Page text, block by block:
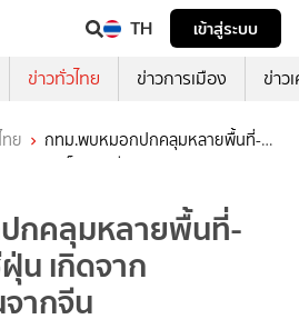
TH
เข้าสู่ระบบ
ข่าวทั่วไทย ข่าวการเมือง ข่าว
ทย
กทม.พบหมอกปกคลุมหลายพื้นที่-
อากาศเย็นจากจีน
กคลุมหลายพื้นที่-
น เกิดจาก
ากจีน